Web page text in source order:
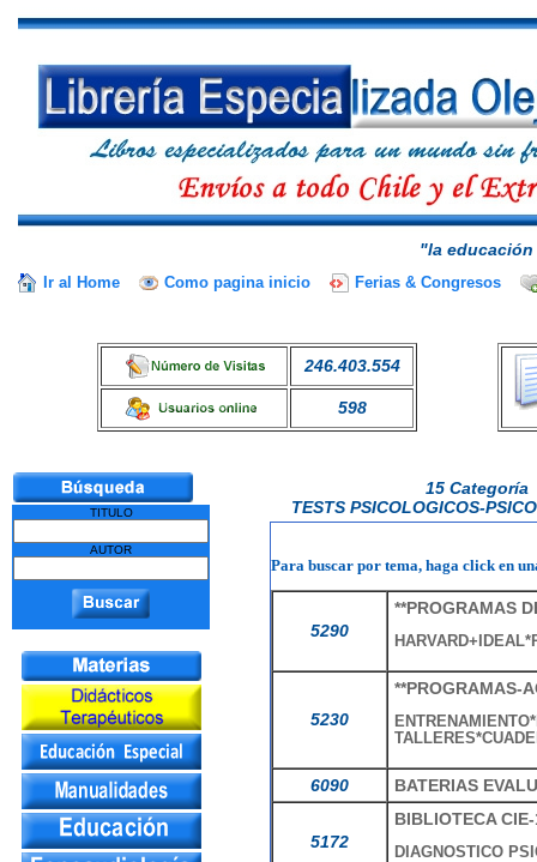
"la
Ir al Home Como pagina inicio Ferias & Congresos
246.403.554
598
TITULO
AUTOR
15 Categoría
TESTS PSICOLOGICOS-
Para buscar por tema, haga click en
5290
**PROGRAMAS
5230
**PROGRAMAS-
6090 BATERIAS
5172
BIBLIOTECA
DIAGNOSTICO